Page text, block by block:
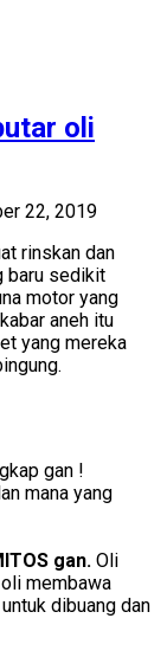
oli
22, 2019
rinskan dan
baru sedikit
motor yang
aneh itu
yang mereka
gan !
mana yang
gan. Oli
membawa
dibuang dan